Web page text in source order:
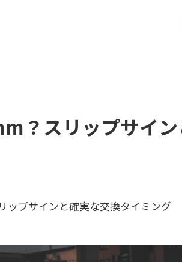
？スリップサイ
ップサインと確実な交換タイミング